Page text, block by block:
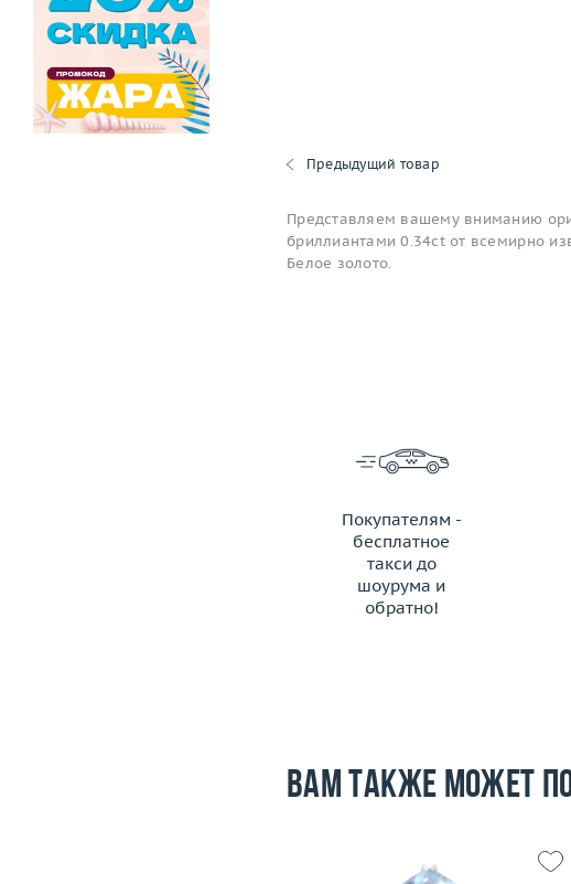
Предыдущий товар
Представляем вашему вниманию
бриллиантами 0.34ct от всемирно
Белое золото.
Покупателям -
бесплатное
такси до
шоурума и
обратно!
ЗАКАЗАТЬ ТАКСИ
Вам также может